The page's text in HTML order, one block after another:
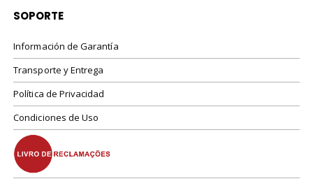
SOPORTE
Información de Garantía
Transporte y Entrega
Política de Privacidad
Condiciones de Uso